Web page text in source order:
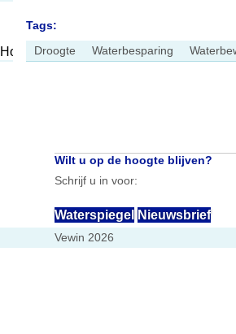
Home Nieuws
Tags:
Droogte
Waterbesparing
Wilt u op de hoogte blijven?
Schrijf u in voor:
Waterspiegel Nieuwsbrief
Vewin 2026